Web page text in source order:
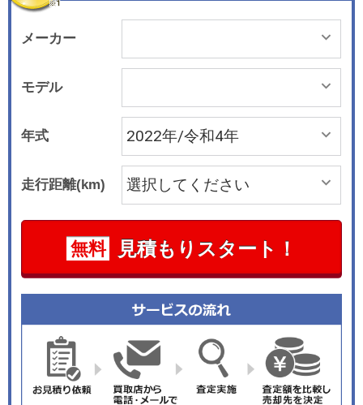
シスト（AHBA）、ドライブレコーダーなどを採
用して、走行性能と安全性を高めている。 ボディ
カラーは、ソウルパールシルバー（65台）、サン
トリーニブラック（20台）、カルパチアングレイ
（65台）を用意。いずれもコリンシアンブロンズ
ペイントのコントラストルーフを組み合わせた。
メーカー
モデル
年式
走行距離(km)
無料 見積もりスタート！